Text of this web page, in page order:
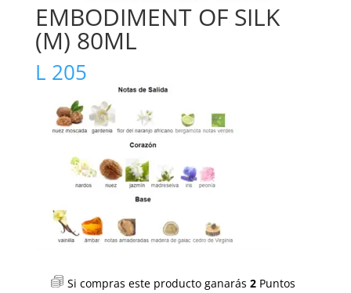
EMBODIMENT OF SILK
(M) 80ML
L 205
Si compras este producto ganarás 2Puntos